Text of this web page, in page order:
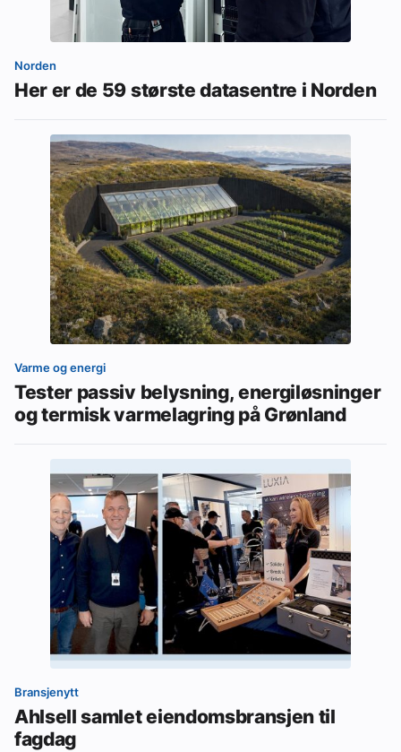
Norden
Her er de 59 største datasentre i Norden
Varme og energi
Tester passiv belysning, energiløsninger
og termisk varmelagring på Grønland
Bransjenytt
Ahlsell samlet eiendomsbransjen til
fagdag